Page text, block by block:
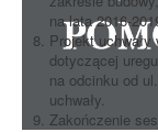
na lata 2016-
Projekt
dotyczącej
na odcinku od
uchwały.
Zakończenie